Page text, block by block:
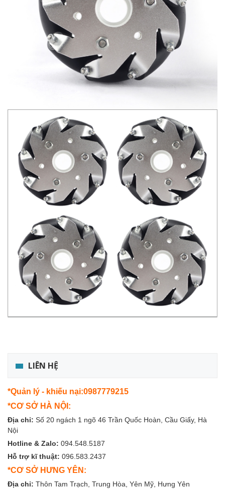
LIÊN HỆ
*Quản lý - khiếu nại:0987779215
*CƠ SỞ HÀ NỘI:
Địa chỉ: Số 20 ngách 1 ngõ 46 Trần Quốc Hoàn, Cầu Giấy, Hà
Nội
Hotline & Zalo: 094.548.5187
Hỗ trợ kĩ thuật: 096.583.2437
*CƠ SỞ HƯNG YÊN:
Địa chỉ: Thôn Tam Trạch, Trung Hòa, Yên Mỹ, Hưng Yên